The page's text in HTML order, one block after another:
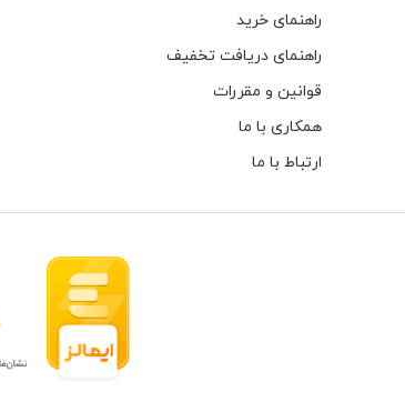
راهنمای خرید
راهنمای دریافت تخفیف
قوانین و مقررات
همکاری با ما
ارتباط با ما
هارهای اینترنال مخصوص دوربین های مدار بسته در